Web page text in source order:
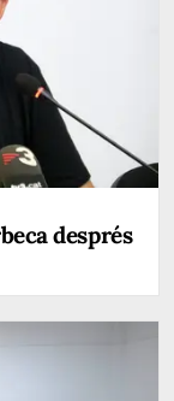
després